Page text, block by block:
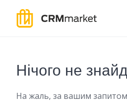
content
Нічого не
На жаль, за вашим запитом